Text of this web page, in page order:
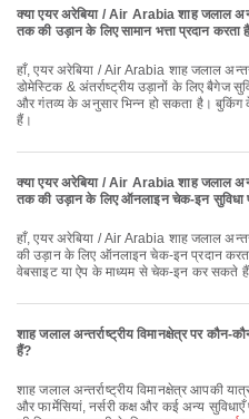
क्या एयर अरेबिया / Air Arabia शाह जलाल
तक की उड़ान के लिए सामान भत्ता प्रदान करता
हाँ, एयर अरेबिया / Air Arabia शाह जलाल अन्तर्राष्ट्रीय विमानक्षेत्र से शारजाह विमानक्षेत्र तक
डोमेस्टिक & अंतर्राष्ट्रीय उड़ानों के लिए बैगेज
और गंतव्य के अनुसार भिन्न हो सकता है।
हैं।
क्या एयर अरेबिया / Air Arabia शाह जलाल
तक की उड़ान के लिए ऑनलाइन चेक-इन सुविधा
हाँ, एयर अरेबिया / Air Arabia शाह जलाल अन्तर्राष्ट्रीय विमानक्षेत्र से शारजाह विमानक्षेत्र तक
की उड़ान के लिए ऑनलाइन चेक-इन प्रदान
वेबसाइट या ऐप के माध्यम से चेक-इन कर सकते
शाह जलाल अन्तर्राष्ट्रीय विमानक्षेत्र पर
हैं?
शाह जलाल अन्तर्राष्ट्रीय विमानक्षेत्र आपकी यात्रा को बेहतर बनाने के लिए प्रतीक्षा क्षेत्र, क्लिनिक
और फार्मेसियां, नर्सरी कक्ष और कई अन्य